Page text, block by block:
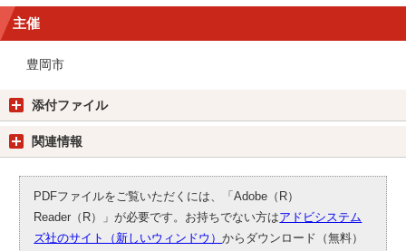
主催
豊岡市
添付ファイル
関連情報
PDFファイルをご覧いただくには、「Adobe（R）
Reader（R）」が必要です。お持ちでない方はアドビシステム
ズ社のサイト（新しいウィンドウ）からダウンロード（無料）